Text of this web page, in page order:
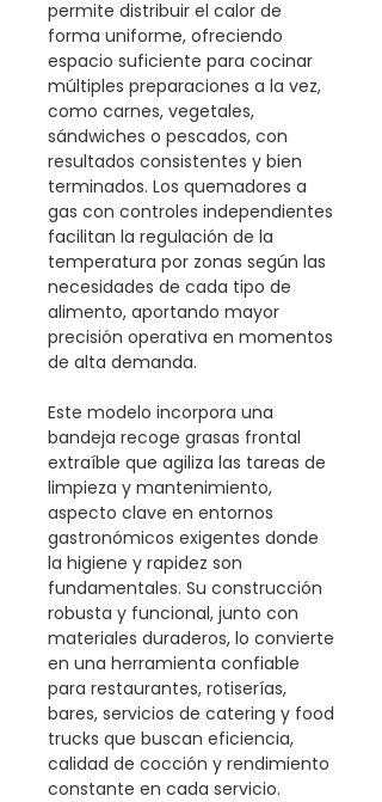
permite distribuir el calor de
forma uniforme, ofreciendo
espacio suficiente para cocinar
múltiples preparaciones a la vez,
como carnes, vegetales,
sándwiches o pescados, con
resultados consistentes y bien
terminados. Los quemadores a
gas con controles independientes
facilitan la regulación de la
temperatura por zonas según las
necesidades de cada tipo de
alimento, aportando mayor
precisión operativa en momentos
de alta demanda.
Este modelo incorpora una
bandeja recoge grasas frontal
extraíble que agiliza las tareas de
limpieza y mantenimiento,
aspecto clave en entornos
gastronómicos exigentes donde
la higiene y rapidez son
fundamentales. Su construcción
robusta y funcional, junto con
materiales duraderos, lo convierte
en una herramienta confiable
para restaurantes, rotiserías,
bares, servicios de catering y food
trucks que buscan eficiencia,
calidad de cocción y rendimiento
constante en cada servicio.